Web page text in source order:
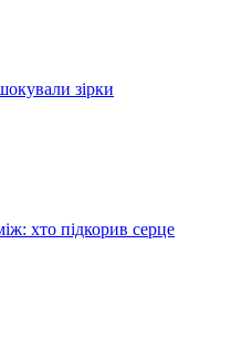
зірки
хто підкорив серце